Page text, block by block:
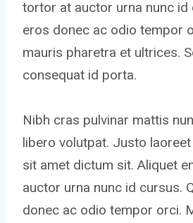
tortor at auctor urna nunc id
eros donec ac odio tempor
mauris pharetra et ultrices.
consequat id porta.
Nibh cras pulvinar mattis
libero volutpat. Justo
sit amet dictum sit. Aliquet
auctor urna nunc id cursus.
donec ac odio tempor orci.